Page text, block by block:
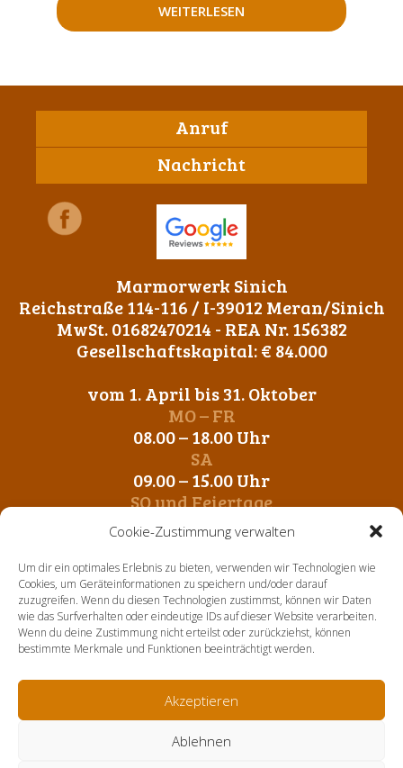
Cookie-Zustimmung verwalten
Um dir ein optimales Erlebnis zu bieten, verwenden wir Technologien wie
Cookies, um Geräteinformationen zu speichern und/oder darauf
zuzugreifen. Wenn du diesen Technologien zustimmst, können wir Daten
wie das Surfverhalten oder eindeutige IDs auf dieser Website verarbeiten.
Wenn du deine Zustimmung nicht erteilst oder zurückziehst, können
bestimmte Merkmale und Funktionen beeinträchtigt werden.
Akzeptieren
Ablehnen
WEITERLESEN
Anruf
Nachricht
Marmorwerk Sinich
Reichstraße 114-116 / I-39012 Meran/Sinich
MwSt. 01682470214 - REA Nr. 156382
Gesellschaftskapital: € 84.000
vom 1. April bis 31. Oktober
MO – FR
08.00 – 18.00 Uhr
SA
09.00 – 15.00 Uhr
SO und Feiertage
Geschlossen
vom 1. November bis 31. März
MO – FR
09.00 – 12.00 Uhr
14. 00 – 17.00 Uhr
SA-SO und Feiertage
Über uns Aktuelles
Kontakt